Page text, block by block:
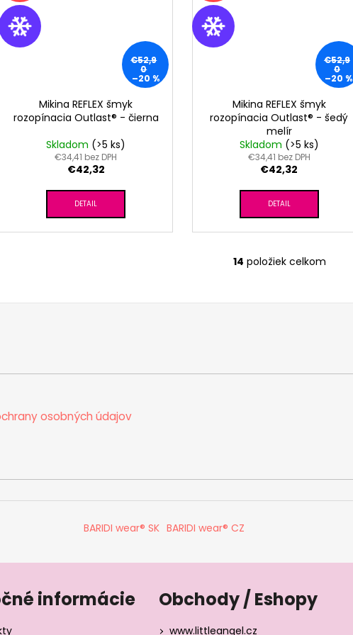
€52,9
0
–20 %
Mikina REFLEX šmyk
rozopínacia Outlast® - čierna
Skladom (>5 ks)
€34,41 bez DPH
€42,32
DETAIL
€52,9
0
–20 %
Mikina REFLEX šmyk
rozopínacia Outlast® - šedý
melír
Skladom (>5 ks)
€34,41 bez DPH
€42,32
DETAIL
O
l
i
ý
u
14 položiek celkom
osobných údajov
BARIDI wear® SK BARIDI wear® CZ
informácie Obchody / Eshopy
www.littleangel.cz